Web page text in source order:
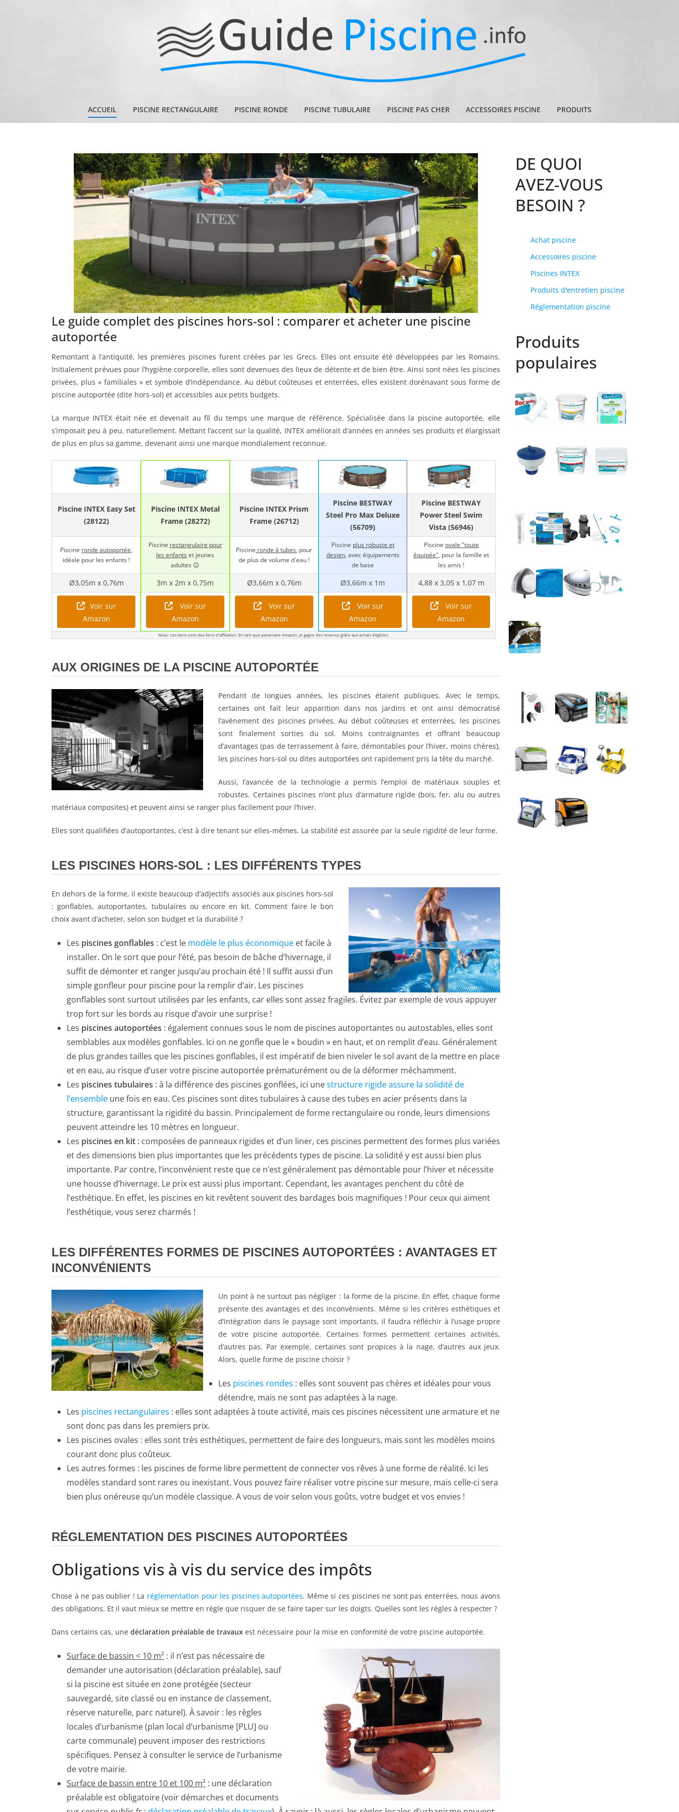
ACCUEIL PISCINE RECTANGULAIRE PISCINE RONDE PISCINE TUBULAIRE PISCINE PAS CHER ACCESSOIRES PISCINE PRODUITS
Le guide complet des piscines hors-sol : comparer et acheter une piscine
autoportée
Remontant à l’antiquité, les premières piscines furent créées par les Grecs. Elles ont ensuite été développées par les Romains.
Initialement prévues pour l’hygiène corporelle, elles sont devenues des lieux de détente et de bien être. Ainsi sont nées les piscines
privées, plus « familiales » et symbole d’indépendance. Au début coûteuses et enterrées, elles existent dorénavant sous forme de
piscine autoportée (dite hors-sol) et accessibles aux petits budgets.
La marque INTEX était née et devenait au fil du temps une marque de référence. Spécialisée dans la piscine autoportée, elle
s’imposait peu à peu, naturellement. Mettant l’accent sur la qualité, INTEX améliorait d’années en années ses produits et élargissait
de plus en plus sa gamme, devenant ainsi une marque mondialement reconnue.
Piscine INTEX Easy Set
(28122)
Piscine INTEX Metal
Frame (28272)
Piscine INTEX Prism
Frame (26712)
Piscine BESTWAY
Steel Pro Max Deluxe
(56709)
Piscine BESTWAY
Power Steel Swim
Vista (56946)
Piscine ronde autoportée
idéale pour les enfants !
Piscine rectangulaire pour
les enfants et jeunes
adultes 😉
Piscine ronde à tubes , pour
de plus de volume d'eau !
Piscine plus robuste et
design, avec équipements
de base
Piscine ovale "toute
équipée" , pour la famille et
les amis !
Ø3,05m x 0,76m 3m x 2m x 0,75m Ø3,66m x 0,76m Ø3,66m x 1m 4,88 x 3,05 x 1,07 m
Voir sur
Amazon
Voir sur
Amazon
Voir sur
Amazon
Voir sur
Amazon
Voir sur
Amazon
Nota : ces liens sont des liens d'affiliation. En tant que partenaire Amazon, je gagne des revenus grâce aux achats éligibles.
AUX ORIGINES DE LA PISCINE AUTOPORTÉE
Pendant de longues années, les piscines étaient publiques. Avec le temps,
certaines ont fait leur apparition dans nos jardins et ont ainsi démocratisé
l’avènement des piscines privées. Au début coûteuses et enterrées, les piscines
sont finalement sorties du sol. Moins contraignantes et offrant beaucoup
d’avantages (pas de terrassement à faire, démontables pour l’hiver, moins chères),
les piscines hors-sol ou dites autoportées ont rapidement pris la tête du marché.
Aussi, l’avancée de la technologie a permis l’emploi de matériaux souples et
robustes. Certaines piscines n’ont plus d’armature rigide (bois, fer, alu ou autres
matériaux composites) et peuvent ainsi se ranger plus facilement pour l’hiver.
Elles sont qualifiées d’autoportantes, c’est à dire tenant sur elles-mêmes. La stabilité est assurée par la seule rigidité de leur forme.
LES PISCINES HORS-SOL : LES DIFFÉRENTS TYPES
En dehors de la forme, il existe beaucoup d’adjectifs associés aux piscines hors-sol
: gonflables, autoportantes, tubulaires ou encore en kit. Comment faire le bon
choix avant d’acheter, selon son budget et la durabilité ?
Les piscines gonflables : c’est le modèle le plus économique et facile à
installer. On le sort que pour l’été, pas besoin de bâche d’hivernage, il
suffit de démonter et ranger jusqu’au prochain été ! Il suffit aussi d’un
simple gonfleur pour piscine pour la remplir d’air. Les piscines
gonflables sont surtout utilisées par les enfants, car elles sont assez fragiles. Évitez par exemple de vous appuyer
trop fort sur les bords au risque d’avoir une surprise !
Les piscines autoportées : également connues sous le nom de piscines autoportantes ou autostables, elles sont
semblables aux modèles gonflables. Ici on ne gonfle que le « boudin » en haut, et on remplit d’eau. Généralement
de plus grandes tailles que les piscines gonflables, il est impératif de bien niveler le sol avant de la mettre en place
et en eau, au risque d’user votre piscine autoportée prématurément ou de la déformer méchamment.
Les piscines tubulaires : à la différence des piscines gonflées, ici unestructure rigide assure la solidité de
l’ensemble une fois en eau. Ces piscines sont dites tubulaires à cause des tubes en acier présents dans la
structure, garantissant la rigidité du bassin. Principalement de forme rectangulaire ou ronde, leurs dimensions
peuvent atteindre les 10 mètres en longueur.
Les piscines en kit : composées de panneaux rigides et d’un liner, ces piscines permettent des formes plus variées
et des dimensions bien plus importantes que les précédents types de piscine. La solidité y est aussi bien plus
importante. Par contre, l’inconvénient reste que ce n’est généralement pas démontable pour l’hiver et nécessite
une housse d’hivernage. Le prix est aussi plus important. Cependant, les avantages penchent du côté de
l’esthétique. En effet, les piscines en kit revêtent souvent des bardages bois magnifiques ! Pour ceux qui aiment
l’esthétique, vous serez charmés !
LES DIFFÉRENTES FORMES DE PISCINES AUTOPORTÉES : AVANTAGES ET
INCONVÉNIENTS
Un point à ne surtout pas négliger : la forme de la piscine. En effet, chaque forme
présente des avantages et des inconvénients. Même si les critères esthétiques et
d’intégration dans le paysage sont importants, il faudra réfléchir à l’usage propre
de votre piscine autoportée. Certaines formes permettent certaines activités,
d’autres pas. Par exemple, certaines sont propices à la nage, d’autres aux jeux.
Alors, quelle forme de piscine choisir ?
Les piscines rondes : elles sont souvent pas chères et idéales pour vous
détendre, mais ne sont pas adaptées à la nage.
Les piscines rectangulaires : elles sont adaptées à toute activité, mais ces piscines nécessitent une armature et ne
sont donc pas dans les premiers prix.
Les piscines ovales : elles sont très esthétiques, permettent de faire des longueurs, mais sont les modèles moins
courant donc plus coûteux.
Les autres formes : les piscines de forme libre permettent de connecter vos rêves à une forme de réalité. Ici les
modèles standard sont rares ou inexistant. Vous pouvez faire réaliser votre piscine sur mesure, mais celle-ci sera
bien plus onéreuse qu’un modèle classique. A vous de voir selon vous goûts, votre budget et vos envies !
RÉGLEMENTATION DES PISCINES AUTOPORTÉES
Obligations vis à vis du service des impôts
Chose à ne pas oublier ! La réglementation pour les piscines autoportées. Même si ces piscines ne sont pas enterrées, nous avons
des obligations. Et il vaut mieux se mettre en règle que risquer de se faire taper sur les doigts. Quelles sont les règles à respecter ?
Dans certains cas, une déclaration préalable de travaux est nécessaire pour la mise en conformité de votre piscine autoportée.
Surface de bassin < 10 m² : il n’est pas nécessaire de
demander une autorisation (déclaration préalable), sauf
si la piscine est située en zone protégée (secteur
sauvegardé, site classé ou en instance de classement,
réserve naturelle, parc naturel). À savoir : les règles
locales d’urbanisme (plan local d’urbanisme [PLU] ou
carte communale) peuvent imposer des restrictions
spécifiques. Pensez à consulter le service de l’urbanisme
de votre mairie.
Surface de bassin entre 10 et 100 m² : une déclaration
préalable est obligatoire (voir démarches et documents
DE QUOI
AVEZ-VOUS
BESOIN ?
Achat piscine
Accessoires piscine
Piscines INTEX
Produits d'entretien piscine
Réglementation piscine
Produits
populaires